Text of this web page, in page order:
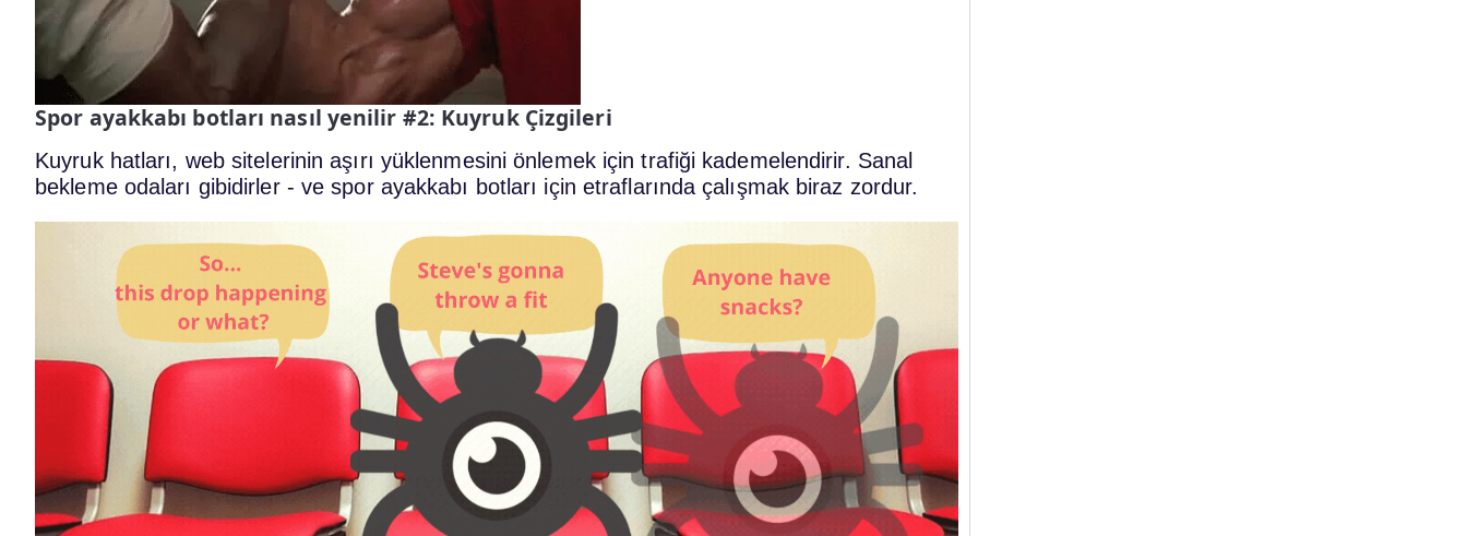
Spor ayakkabı botları nasıl yenilir #2: Kuyruk Çizgileri
Kuyruk hatları, web sitelerinin aşırı yüklenmesini önlemek için trafiği kademelendirir. Sanal
bekleme odaları gibidirler - ve spor ayakkabı botları için etraflarında çalışmak biraz zordur.